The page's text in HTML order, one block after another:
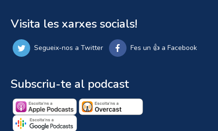
Visita les xarxes socials!
Segueix-nos a Twitter Fes un 👍 a Facebook
Subscriu-te al podcast